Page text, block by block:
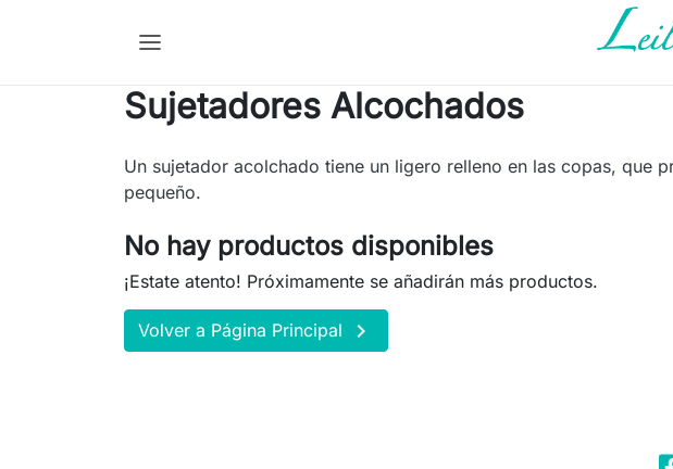
Sujetadores Alcochados
Un sujetador acolchado tiene un ligero relleno en las copas, que
pequeño.
No hay productos disponibles
¡Estate atento! Próximamente se añadirán más productos.
Volver a Página Principal 